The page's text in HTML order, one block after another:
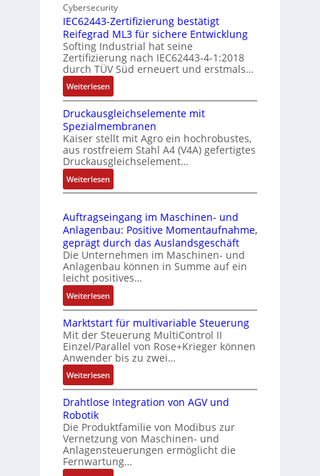
g
e
d
u
t
r
i
e
-
P
C
l
ä
s
s
s
i
c
h
f
l
e
x
i
b
e
l
f
ü
r
i
e
A
n
b
i
f
u
n
k
m
o
d
u
l
e
b
i
e
n
4
G
u
n
d
5
G
a
u
f
e
n
R
a
Cybersecurity
IEC62443-Zertifizierung bestätigt
Reifegrad ML3 für sichere Entwicklung
Softing Industrial hat seine
Zertifizierung nach IEC62443-4-1:2018
durch TÜV Süd erneuert und erstmals…
Weiterlesen:
I
E
C
6
2
4
4
3
Z
e
r
t
i
i
e
r
n
g
e
s
t
ä
Druckausgleichselemente mit
Spezialmembranen
Kaiser stellt mit Agro ein hochrobustes,
aus rostfreiem Stahl A4 (V4A) gefertigtes
Druckausgleichselement…
Weiterlesen:
D
u
c
k
a
u
s
g
l
e
i
c
h
s
e
m
e
n
Auftragseingang im Maschinen- und
Anlagenbau: Positive Momentaufnahme,
geprägt durch das Auslandsgeschäft
Die Unternehmen im Maschinen- und
Anlagenbau können in Summe auf ein
leicht positives…
Weiterlesen:
A
u
f
t
r
a
g
s
i
n
g
a
Marktstart für multivariable Steuerung
Mit der Steuerung MultiControl II
Einzel/Parallel von Rose+Krieger können
Anwender bis zu zwei…
Weiterlesen:
M
a
k
t
s
t
Drahtlose Integration von AGV und
Robotik
Die Produktfamilie von Modibus zur
Vernetzung von Maschinen- und
Anlagensteuerungen ermöglicht die
Fernwartung…